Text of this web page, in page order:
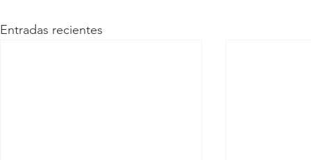
Entradas recientes